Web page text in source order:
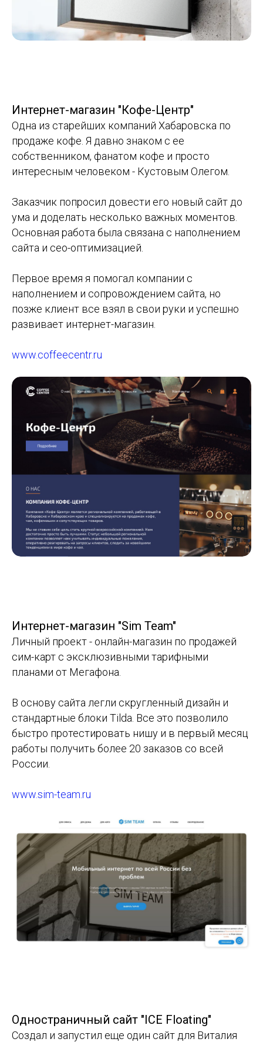
Интернет-магазин "Кофе-Центр"
Одна из старейших компаний Хабаровска по
продаже кофе. Я давно знаком с ее
собственником, фанатом кофе и просто
интересным человеком - Кустовым Олегом.
Заказчик попросил довести его новый сайт до
ума и доделать несколько важных моментов.
Основная работа была связана с наполнением
сайта и сео-оптимизацией.
Первое время я помогал компании с
наполнением и сопровождением сайта, но
позже клиент все взял в свои руки и успешно
развивает интернет-магазин.
www.coffeecentr.ru
Интернет-магазин "Sim Team"
Личный проект - онлайн-магазин по продажей
сим-карт с эксклюзивными тарифными
планами от Мегафона.
В основу сайта легли скругленный дизайн и
стандартные блоки Tilda. Все это позволило
быстро протестировать нишу и в первый месяц
работы получить более 20 заказов со всей
России.
www.sim-team.ru
Одностраничный сайт "ICE Floating"
Создал и запустил еще один сайт для Виталия